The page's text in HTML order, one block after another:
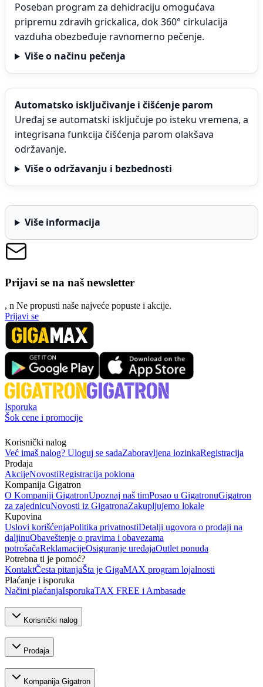
Poseban program za dehidraciju omogućava
pripremu zdravih grickalica, dok 360° cirkulacija
vazduha obezbeđuje ravnomerno pečenje.
Više o načinu pečenja
Automatsko isključivanje i čišćenje parom
Uređaj se automatski isključuje po isteku vremena, a
integrisana funkcija čišćenja parom olakšava
održavanje.
Više o održavanju i bezbednosti
Više informacija
Prijavi se na naš newsletter
, n Ne propusti naše najveće popuste i akcije.
Prijavi se
Isporuka
Šok cene i promocije
Korisnički nalog
Već imaš nalog? Uloguj se sadaZaboravljena lozinkaRegistracija
Prodaja
AkcijeNovostiRegistracija poklona
Kompanija Gigatron
O Kompaniji GigatronUpoznaj naš timPosao u GigatronuGigatron
za zajednicuNovosti iz GigatronaZakupljujemo lokale
Kupovina
Uslovi korišćenjaPolitika privatnostiDetalji ugovora o prodaji na
daljinuObaveštenje o pravima i obavezama
potrošačaReklamacijeOsiguranje uređajaOutlet ponuda
Potrebna ti je pomoć?
KontaktČesta pitanjaŠta je GigaMAX program lojalnosti
Plaćanje i isporuka
Načini plaćanjaIsporukaTAX FREE i Ambasade
Korisnički nalog
Prodaja
Kompanija Gigatron